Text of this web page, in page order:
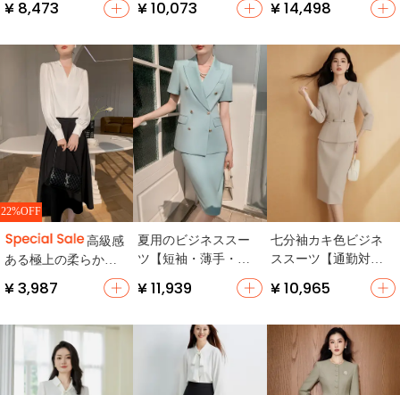
職業服・気品あるデ
ップ対応）
¥ 8,473
メ入りスーツ風スカ
ット・ハイウエス
ト】（セットアップ
対応）
¥ 10,073
インワンピース・ジ
ットアップ対応）
¥ 14,498
22%OFF
高級感
ある極上の柔らかさ
の通勤用シフォンシ
ャツ＆スカート【フ
タイル・夏用】（セ
ットアップ対応）
¥ 3,987
夏用のビジネススー
ツ【短袖・薄手・上
品な女性用・タイト
スカート】（セット
¥ 11,939
七分袖カキ色ビジネ
ススーツ【通勤対
応・女性用・エレガ
ントスタイル】（セ
¥ 10,965